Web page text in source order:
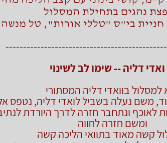
נהגים בתחילת המסלול
חניית בי"ס "טללי אורות", טל מנשה
ואדי דליה -- שימו לב לשינוי
למסלול בוואדי דליה המסתורי
משם נעלה בשביל לואדי דליה, נטפס
לאוכף ונתחבר חזרה לדרך היורדת
ומשם חזרה לחווה
קשה מאוד בתוואי הליכה קשה